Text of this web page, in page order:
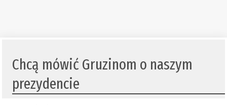
Chcą mówić Gruzinom o naszym
prezydencie